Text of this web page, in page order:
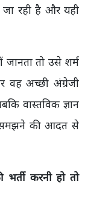
रही है और यही
तो उसे शर्म
वह अच्छी अंग्रेजी
वास्तविक ज्ञान
समझने की आदत से
करनी हो तो